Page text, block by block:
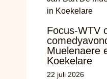
Focus-WTV
Muelenaere
Koekelare
22 juli 2026